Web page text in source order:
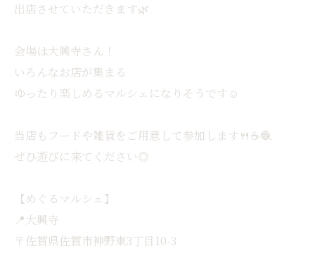
出店させていただきます🌿
会場は大興寺さん！
いろんなお店が集まる
ゆったり楽しめるマルシェになりそうです☺️
当店もフードや雑貨をご用意して参加します🍴☕️🧶
ぜひ遊びに来てください◎
【めぐるマルシェ】
📍大興寺
〒佐賀県佐賀市神野東3丁目10-3